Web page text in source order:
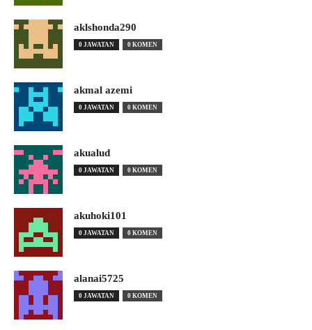
aklshonda290
0 JAWATAN 0 KOMEN
akmal azemi
0 JAWATAN 0 KOMEN
akualud
0 JAWATAN 0 KOMEN
akuhoki101
0 JAWATAN 0 KOMEN
alanai5725
0 JAWATAN 0 KOMEN